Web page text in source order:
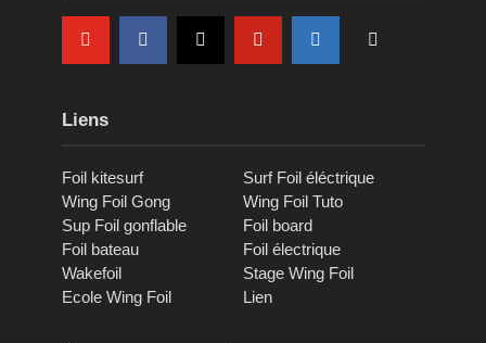
Liens
Foil kitesurf
Surf Foil éléctrique
Wing Foil Gong
Wing Foil Tuto
Sup Foil gonflable
Foil board
Foil bateau
Foil électrique
Wakefoil
Stage Wing Foil
Ecole Wing Foil
Lien